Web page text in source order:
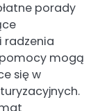
porady
radzenia
pomocy mogą
się w